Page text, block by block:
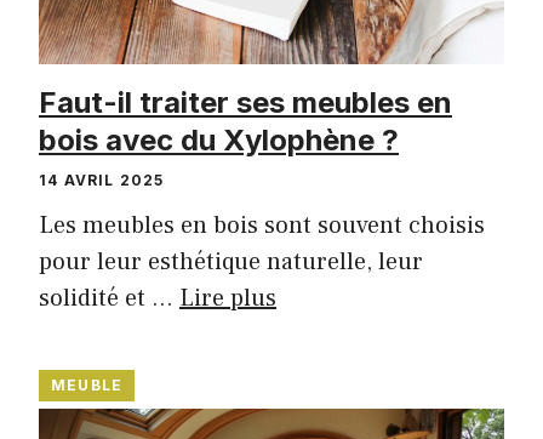
Faut-il traiter ses meubles en
bois avec du Xylophène ?
14 AVRIL 2025
Les meubles en bois sont souvent choisis
pour leur esthétique naturelle, leur
solidité et … Lire plus
MEUBLE